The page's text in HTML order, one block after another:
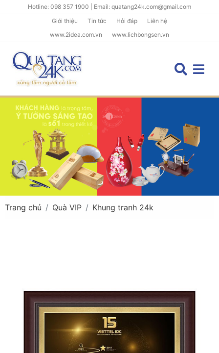
Hotline: 098 357 1900 | Email: quatang24k.com@gmail.com
Giới thiệu
Tin tức Hỏi đáp
Liên hệ
www.2idea.com.vn
www.lichbongsen.vn
Trang chủ Quà VIP Khung tranh 24k